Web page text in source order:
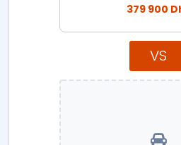
379 900
VS